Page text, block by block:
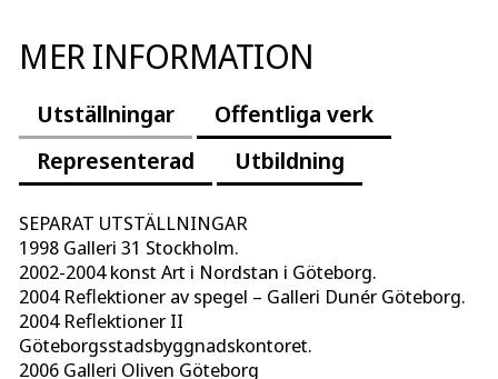
MER INFORMATION
Utställningar
Offentliga verk
Representerad
Utbildning
SEPARAT UTSTÄLLNINGAR
1998 Galleri 31 Stockholm.
2002-2004 konst Art i Nordstan i Göteborg.
2004 Reflektioner av spegel – Galleri Dunér Göteborg.
2004 Reflektioner II
Göteborgsstadsbyggnadskontoret.
2006 Galleri Oliven Göteborg